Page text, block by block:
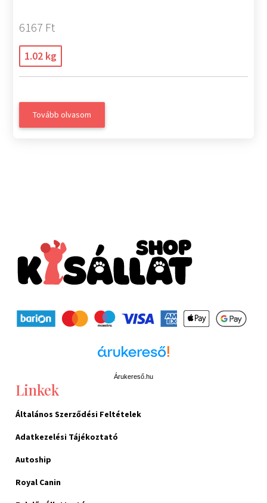
6167 Ft
1.02 kg
Tovább olvasom
Árukereső.hu
Linkek
Általános Szerződési Feltételek
Adatkezelési Tájékoztató
Autoship
Royal Canin